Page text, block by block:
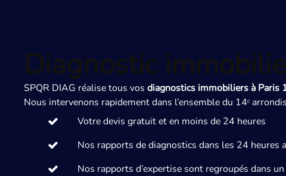
Diagnostic
SPQR DIAG réalise tous vos diagnostics immobiliers à Paris
Nous intervenons rapidement dans l’ensemble du 14ᵉ
Votre devis gratuit et en moins de 24 heures
Nos rapports de diagnostics dans les 24 heures
Nos rapports d’expertise sont regroupés dans